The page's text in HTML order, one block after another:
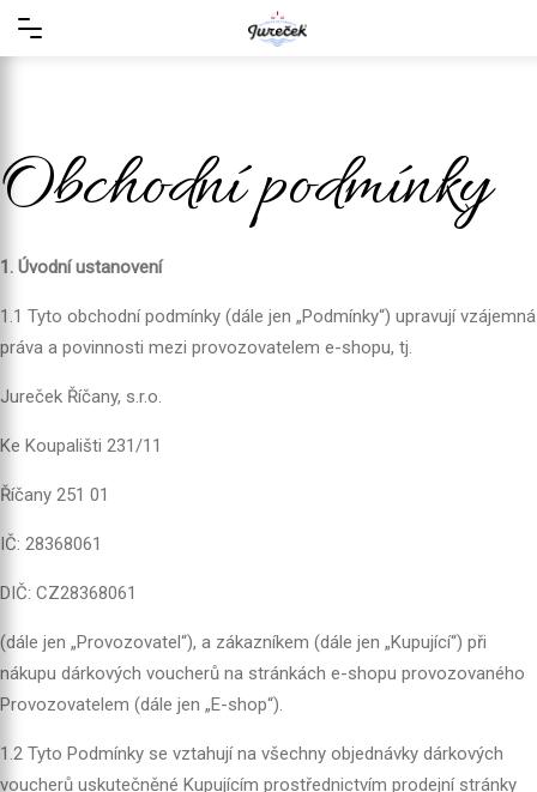
Obchodní podmínky
1. Úvodní ustanovení
1.1 Tyto obchodní podmínky (dále jen „Podmínky“) upravují vzájemná
práva a povinnosti mezi provozovatelem e-shopu, tj.
Jureček Říčany, s.r.o.
Ke Koupališti 231/11
Říčany 251 01
IČ: 28368061
DIČ: CZ28368061
(dále jen „Provozovatel“), a zákazníkem (dále jen „Kupující“) při
nákupu dárkových voucherů na stránkách e-shopu provozovaného
Provozovatelem (dále jen „E-shop“).
1.2 Tyto Podmínky se vztahují na všechny objednávky dárkových
voucherů uskutečněné Kupujícím prostřednictvím prodejní stránky